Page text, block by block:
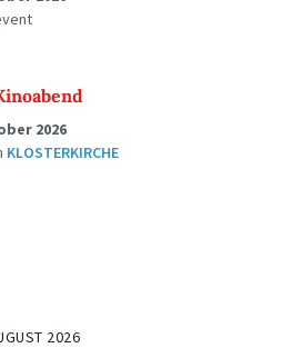
2026
KLOSTERKIRCHE
2026